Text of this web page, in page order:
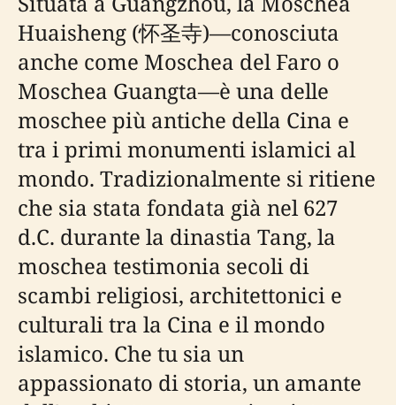
Huaisheng (怀圣寺)—conosciuta
anche come Moschea del Faro o
Moschea Guangta—è una delle
moschee più antiche della Cina e
tra i primi monumenti islamici al
mondo. Tradizionalmente si ritiene
che sia stata fondata già nel 627
d.C. durante la dinastia Tang, la
moschea testimonia secoli di
scambi religiosi, architettonici e
culturali tra la Cina e il mondo
islamico. Che tu sia un
appassionato di storia, un amante